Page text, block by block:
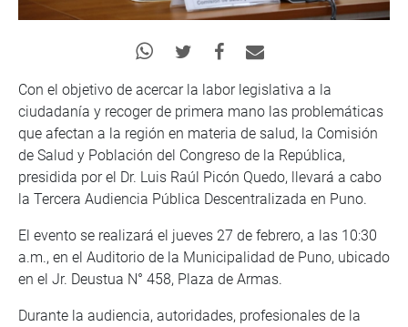
Con el objetivo de acercar la labor legislativa a la
ciudadanía y recoger de primera mano las problemáticas
que afectan a la región en materia de salud, la Comisión
de Salud y Población del Congreso de la República,
presidida por el Dr. Luis Raúl Picón Quedo, llevará a cabo
la Tercera Audiencia Pública Descentralizada en Puno.
El evento se realizará el jueves 27 de febrero, a las 10:30
a.m., en el Auditorio de la Municipalidad de Puno, ubicado
en el Jr. Deustua N° 458, Plaza de Armas.
Durante la audiencia, autoridades, profesionales de la